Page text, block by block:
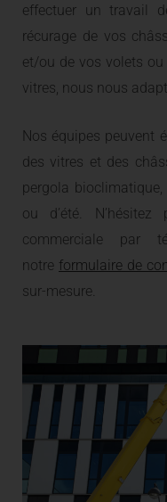
effectuer un travail
récurage de vos
et/ou de vos volets
vitres, nous nous
Nos équipes peuvent
des vitres et des
pergola bioclimatique,
ou d’été.
commerciale par
notre formulaire de
sur-mesure.